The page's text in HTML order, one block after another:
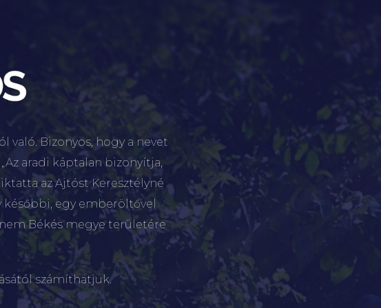
való. Bizonyos, hogy a nevet
aradi káptalan bizonyítja,
az Ajtóst Keresztélyné
egy emberöltővel
Békés megye területére
számíthatjuk.